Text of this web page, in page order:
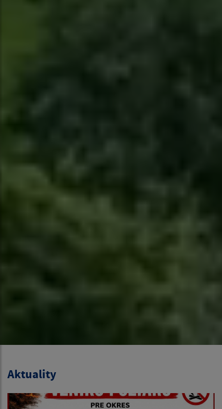
Aktuality